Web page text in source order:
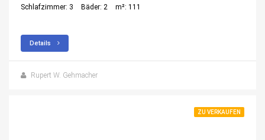
Schlafzimmer: 3
Bäder: 2 m²: 111
Details
Rupert W. Gehmacher
ZU VERKAUFEN